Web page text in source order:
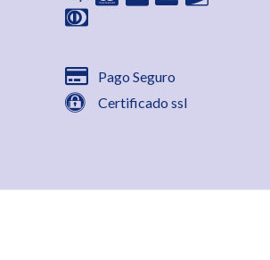
Pago Seguro
Certificado ssl